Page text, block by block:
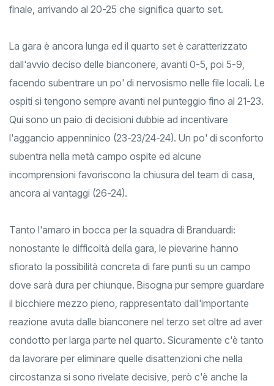
abili a non farsi acchiappare e gestiscono con autorità il
La gara è ancora lunga ed il quarto set è caratterizzato
dall'avvio deciso delle bianconere, avanti 0-5, poi 5-9,
facendo subentrare un po' di nervosismo nelle file locali. Le
ospiti si tengono sempre avanti nel punteggio fino al 21-23.
Qui sono un paio di decisioni dubbie ad incentivare
l'aggancio appenninico (23-23/24-24). Un po' di sconforto
subentra nella metà campo ospite ed alcune
incomprensioni favoriscono la chiusura del team di casa,
Tanto l'amaro in bocca per la squadra di Branduardi:
nonostante le difficoltà della gara, le pievarine hanno
sfiorato la possibilità concreta di fare punti su un campo
dove sarà dura per chiunque. Bisogna pur sempre guardare
il bicchiere mezzo pieno, rappresentato dall'importante
reazione avuta dalle bianconere nel terzo set oltre ad aver
condotto per larga parte nel quarto. Sicuramente c'è tanto
da lavorare per eliminare quelle disattenzioni che nella